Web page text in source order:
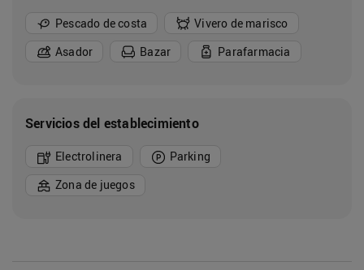
Pescado de costa
Vivero de marisco
Asador
Bazar Parafarmacia
Servicios del establecimiento
Electrolinera
Parking
Zona de juegos